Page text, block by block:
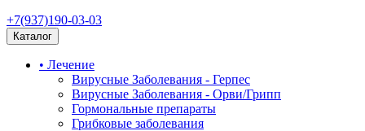
+7(937)190-03-03
Каталог
• Лечение
Вирусные Заболевания - Герпес
Вирусные Заболевания - Орви/Грипп
Гормональные препараты
Грибковые заболевания